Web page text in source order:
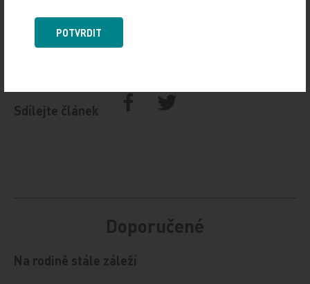
Zdroj: parlamentní listy
Sdílejte článek
Doporučené
Na rodině stále záleží
POTVRDIT